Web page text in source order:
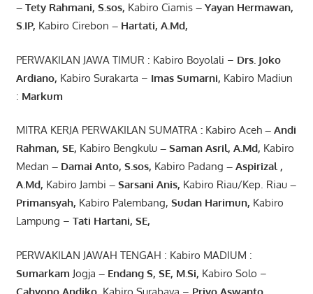
– Tety Rahmani, S.sos, Kabiro Ciamis– Yayan Hermawan,
S.IP, Kabiro Cirebon – Hartati, A.Md,
PERWAKILAN JAWA TIMUR : Kabiro Boyolali – Drs. Joko
Ardiano, Kabiro Surakarta – Imas Sumarni, Kabiro Madiun
: Markum
MITRA KERJA PERWAKILAN SUMATRA :Kabiro Aceh– Andi
Rahman, SE, Kabiro Bengkulu– Saman Asril, A.Md, Kabiro
Medan – Damai Anto, S.sos, Kabiro Padang – Aspirizal ,
A.Md, Kabiro Jambi – Sarsani Anis, Kabiro Riau/Kep. Riau–
Primansyah, Kabiro Palembang, Sudan Harimun, Kabiro
Lampung – Tati Hartani, SE,
PERWAKILAN JAWAH TENGAH : Kabiro MADIUM :
Sumarkam Jogja – EndangS, SE, M.Si, Kabiro Solo –